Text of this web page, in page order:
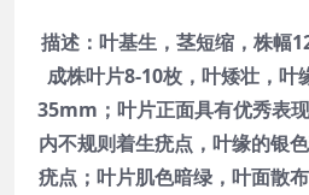
描述：叶基生，茎短缩，株幅
成株叶片8-10枚，叶矮壮，
35mm；叶片正面具有优秀表
内不规则着生疣点，叶缘的银
疣点；叶片肌色暗绿，叶面散